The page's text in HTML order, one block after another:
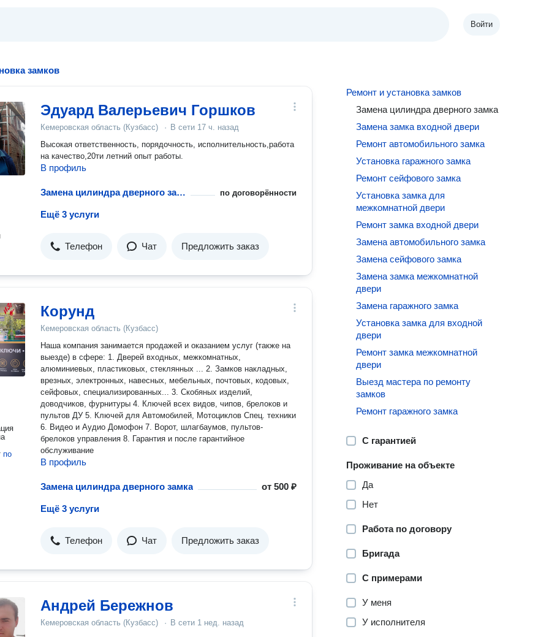
Войти
замков
Эдуард Валерьевич Горшков
Кемеровская область (Кузбасс) · В сети 17 ч. назад
Высокая ответственность, порядочность, исполнительность,работа
на качество,20ти летний опыт работы.
В профиль
Замена цилиндра дверного замка по договорённости
Ещё 3 услуги
Телефон Чат Предложить заказ
по
Корунд
Кемеровская область (Кузбасс)
Наша компания занимается продажей и оказанием услуг (также на
выезде) в сфере: 1. Дверей входных, межкомнатных,
алюминиевых, пластиковых, стеклянных ... 2. Замков накладных,
врезных, электронных, навесных, мебельных, почтовых, кодовых,
сейфовых, специализированных... 3. Скобяных изделий,
доводчиков, фурнитуры 4. Ключей всех видов, чипов, брелоков и
пультов ДУ 5. Ключей для Автомобилей, Мотоциклов Спец. техники
6. Видео и Аудио Домофон 7. Ворот, шлагбаумов, пультов-
брелоков управления 8. Гарантия и после гарантийное
обслуживание
В профиль
Замена цилиндра дверного замка от500 ₽
Ещё 3 услуги
Телефон Чат Предложить заказ
Андрей Бережнов
Кемеровская область (Кузбасс) · В сети 1 нед. назад
Ремонт и установка замков
Замена цилиндра дверного замка
Замена замка входной двери
Ремонт автомобильного замка
Установка гаражного замка
Ремонт сейфового замка
Установка замка для
межкомнатной двери
Ремонт замка входной двери
Замена автомобильного замка
Замена сейфового замка
Замена замка межкомнатной
двери
Замена гаражного замка
Установка замка для входной
двери
Ремонт замка межкомнатной
двери
Выезд мастера по ремонту
замков
Ремонт гаражного замка
С гарантией
Проживание на объекте
Да
Нет
Работа по договору
Бригада
С примерами
У меня
У исполнителя